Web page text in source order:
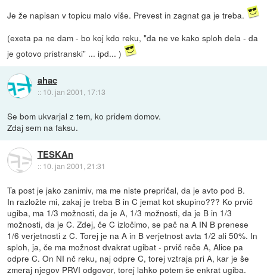
Je že napisan v topicu malo više. Prevest in zagnat ga je treba.
(exeta pa ne dam - bo koj kdo reku, "da ne ve kako sploh dela - da
je gotovo pristranski" ... ipd... )
ahac
:: 10. jan 2001, 17:13
Se bom ukvarjal z tem, ko pridem domov.
Zdaj sem na faksu.
TESKAn
:: 10. jan 2001, 21:31
Ta post je jako zanimiv, ma me niste prepričal, da je avto pod B.
In razložte mi, zakaj je treba B in C jemat kot skupino??? Ko prvič
ugiba, ma 1/3 možnosti, da je A, 1/3 možnosti, da je B in 1/3
možnosti, da je C. Zdej, če C izločimo, se pač na A IN B prenese
1/6 verjetnosti z C. Torej je na A in B verjetnost avta 1/2 ali 50%. In
sploh, ja, če ma možnost dvakrat ugibat - prvič reče A, Alice pa
odpre C. On NI nč reku, naj odpre C, torej vztraja pri A, kar je še
zmeraj njegov PRVI odgovor, torej lahko potem še enkrat ugiba.